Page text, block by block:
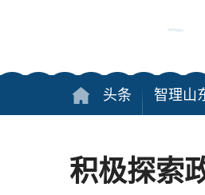
头条 智理山
积极探索